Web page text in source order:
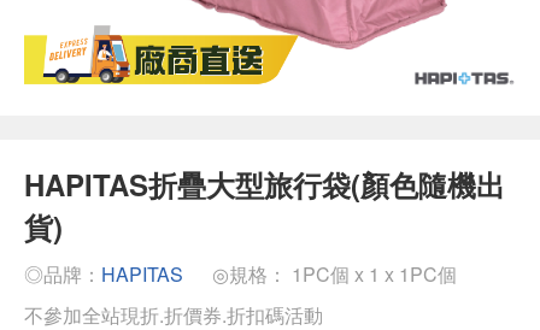
HAPITAS折疊大型旅行袋(顏色隨機出
貨)
◎品牌： HAPITAS
◎規格： 1PC個 x 1 x 1PC個
不參加全站現折.折價券.折扣碼活動